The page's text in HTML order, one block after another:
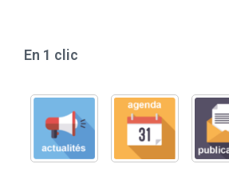
En 1 clic